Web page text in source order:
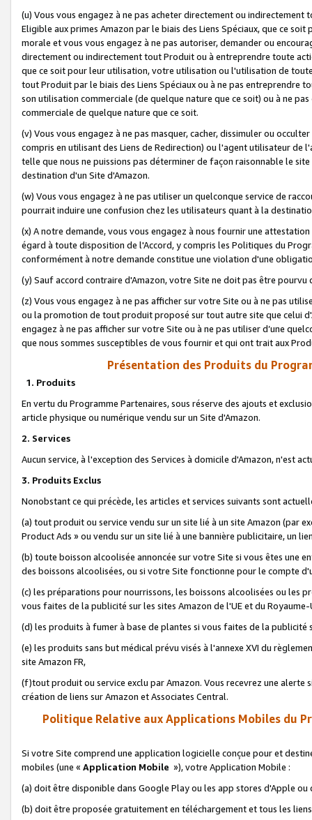
(u) Vous vous engagez à ne pas acheter directement ou
Eligible aux primes Amazon par le biais des Liens Spéciaux, que ce
morale et vous vous engagez à ne pas autoriser, demander ou
directement ou indirectement tout Produit ou à entreprendre toute
que ce soit pour leur utilisation, votre utilisation ou l'utilisation de
tout Produit par le biais des Liens Spéciaux ou à ne pas entreprendre
son utilisation commerciale (de quelque nature que ce soit) ou à ne
commerciale de quelque nature que ce soit.
(v) Vous vous engagez à ne pas masquer, cacher, dissimuler ou
compris en utilisant des Liens de Redirection) ou l'agent utilisateur
telle que nous ne puissions pas déterminer de façon raisonnable le
destination d'un Site d'Amazon.
(w) Vous vous engagez à ne pas utiliser un quelconque service de
pourrait induire une confusion chez les utilisateurs quant à la
(x) A notre demande, vous vous engagez à nous fournir une
égard à toute disposition de l'Accord, y compris les Politiques du
conformément à notre demande constitue une violation d'une
(y) Sauf accord contraire d'Amazon, votre Site ne doit pas être
(z) Vous vous engagez à ne pas afficher sur votre Site ou à ne pas
ou la promotion de tout produit proposé sur tout autre site que celui
engagez à ne pas afficher sur votre Site ou à ne pas utiliser d’une
que nous sommes susceptibles de vous fournir et qui ont trait aux
Présentation des Produits du
1. Produits
En vertu du Programme Partenaires, sous réserve des ajouts et
article physique ou numérique vendu sur un Site d'Amazon.
2. Services
Aucun service, à l'exception des Services à domicile d'Amazon, n'est
3. Produits Exclus
Nonobstant ce qui précède, les articles et services suivants sont
(a) tout produit ou service vendu sur un site lié à un site Amazon (par
Product Ads » ou vendu sur un site lié à une bannière publicitaire, un
(b) toute boisson alcoolisée annoncée sur votre Site si vous êtes une
des boissons alcoolisées, ou si votre Site fonctionne pour le compte
(c) les préparations pour nourrissons, les boissons alcoolisées ou les
vous faites de la publicité sur les sites Amazon de l'UE et du Royaume-
(d) les produits à fumer à base de plantes si vous faites de la publicité
(e) les produits sans but médical prévu visés à l'annexe XVI du
site Amazon FR,
(f)tout produit ou service exclu par Amazon. Vous recevrez une alerte
création de liens sur Amazon et Associates Central.
Politique Relative aux Applications Mobiles du
Si votre Site comprend une application logicielle conçue pour et
mobiles (une « Application Mobile »), votre Application Mobile :
(a) doit être disponible dans Google Play ou les app stores d'Apple ou
(b) doit être proposée gratuitement en téléchargement et tous les